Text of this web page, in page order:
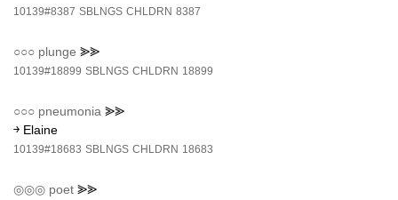
10139#8387 SBLNGS CHLDRN 8387
○○○ plunge ⪢⪢
10139#18899 SBLNGS CHLDRN 18899
○○○ pneumonia ⪢⪢
￫ Elaine
10139#18683 SBLNGS CHLDRN 18683
◎◎◎ poet ⪢⪢